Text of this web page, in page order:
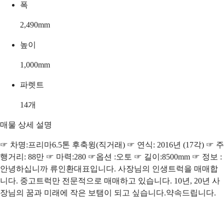
폭
2,490mm
높이
1,000mm
파렛트
14개
매물 상세 설명
☞ 차명:프리마6.5톤 후축윙(직거래) ☞ 연식: 2016년 (17각) ☞ 주
행거리: 88만 ☞ 마력:280 ☞옵션 :오토 ☞ 길이:8500mm ☞ 정보 :
안녕하십니까 류인환대표입니다. 사장님의 인생트럭을 매매합
니다. 중고트럭만 전문적으로 매매하고 있습니다. 10년, 20년 사
장님의 꿈과 미래에 작은 보탬이 되고 싶습니다.약속드립니다.